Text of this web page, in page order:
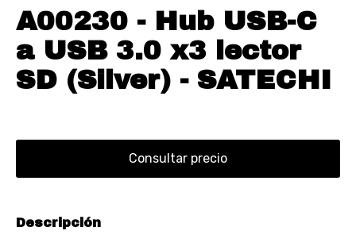
A00230 - Hub USB-C
a USB 3.0 x3 lector
SD (Silver) - SATECHI
Descripción